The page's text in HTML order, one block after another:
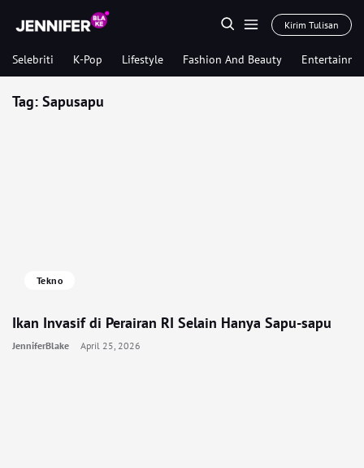
Kirim Tulisan
Selebriti K-Pop Lifestyle Fashion And Beauty
Tag: Sapusapu
Tekno
Ikan Invasif di Perairan RI Selain Hanya Sapu-sapu
JenniferBlake April 25, 2026